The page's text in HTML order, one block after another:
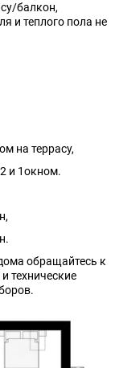
балкон,
и теплого пола не
на террасу,
и 1окном.
обращайтесь к
технические